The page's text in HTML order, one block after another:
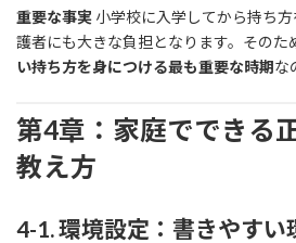
重要な事実 小学校に入学してから持ち
護者にも大きな負担となります。そのた
い持ち方を身につける最も重要な時期な
第4章：家庭でできる
教え方
4-1. 環境設定：書きやすい